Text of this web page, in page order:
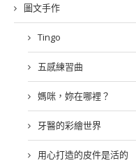
圖文手作
Tingo
五感練習曲
媽咪，妳在哪裡？
牙醫的彩繪世界
用心打造的皮件是活的